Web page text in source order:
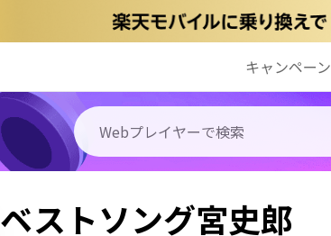
キャンペーン
ベストソング宮史郎